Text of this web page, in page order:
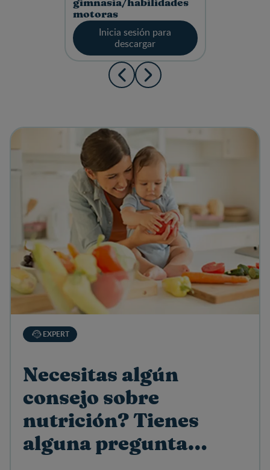
gimnasia/habilidades
motoras
Inicia sesión para
descargar
View details
EXPERT
Necesitas algún
consejo sobre
nutrición? Tienes
alguna pregunta